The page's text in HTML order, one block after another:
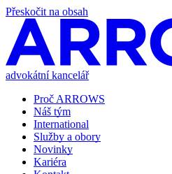
Přeskočit na obsah
advokátní kancelář
Proč ARROWS
Náš tým
International
Služby a obory
Novinky
Kariéra